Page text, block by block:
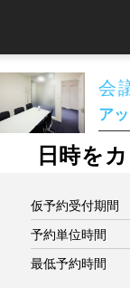
会
ア
日時を
仮予約受付期間
予約単位時間
最低予約時間